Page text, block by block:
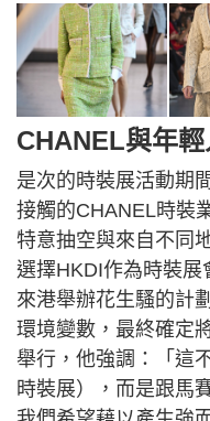
CHANEL與年
是次的時裝展活動期
接觸的CHANEL時裝
特意抽空與來自不同
選擇HKDI作為時裝展
來港舉辦花生騷的計
環境變數，最終確定
舉行，他強調：「這
時裝展），而是跟馬